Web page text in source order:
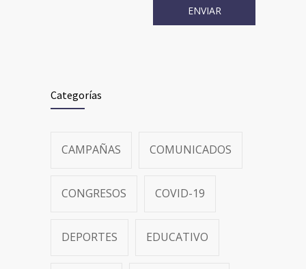
Categorías
CAMPAÑAS COMUNICADOS
CONGRESOS COVID-19
DEPORTES EDUCATIVO